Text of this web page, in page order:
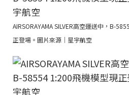
AIRSORAYAMA SILVER高空運送中，B-
正登場。圖片來源｜星宇航空